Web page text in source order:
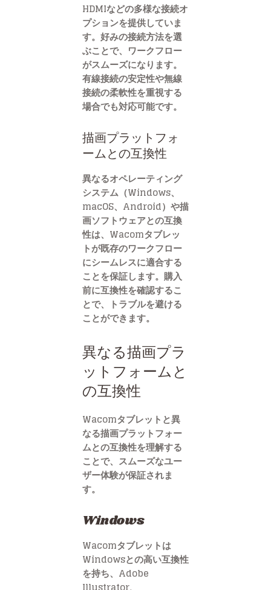
HDMIなどの多様な接続オ
プションを提供していま
す。好みの接続方法を選
ぶことで、ワークフロー
がスムーズになります。
有線接続の安定性や無線
接続の柔軟性を重視する
場合でも対応可能です。
描画プラットフォ
ームとの互換性
異なるオペレーティング
システム（Windows、
macOS、Android）や描
画ソフトウェアとの互換
性は、Wacomタブレッ
トが既存のワークフロー
にシームレスに適合する
ことを保証します。購入
前に互換性を確認するこ
とで、トラブルを避ける
ことができます。
異なる描画プラ
ットフォームと
の互換性
Wacomタブレットと異
なる描画プラットフォー
ムとの互換性を理解する
ことで、スムーズなユー
ザー体験が保証されま
す。
Windows
Wacomタブレットは
Windowsとの高い互換性
を持ち、Adobe